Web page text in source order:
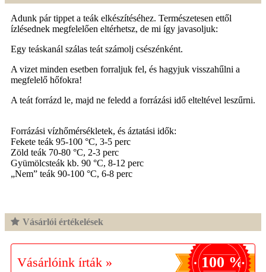
Adunk pár tippet a teák elkészítéséhez. Természetesen ettől
ízlésednek megfelelően eltérhetsz, de mi így javasoljuk:
Egy teáskanál szálas teát számolj csészénként.
A vizet minden esetben forraljuk fel, és hagyjuk visszahűlni a
megfelelő hőfokra!
A teát forrázd le, majd ne feledd a forrázási idő elteltével leszűrni.
Forrázási vízhőmérsékletek, és áztatási idők:
Fekete teák 95-100 °C, 3-5 perc
Zöld teák 70-80 °C, 2-3 perc
Gyümölcsteák kb. 90 °C, 8-12 perc
„Nem” teák 90-100 °C, 6-8 perc
Vásárlói értékelések
Vásárlóink írták » 100 %